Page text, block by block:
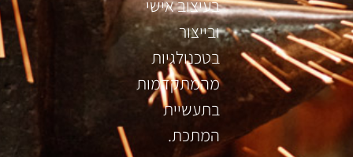
בעיצוב אישי
ובייצור
בטכנולגיות
מהמתקדמות
בתעשיית
המתכת.